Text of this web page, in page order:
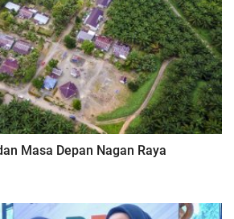
Masa Depan Nagan Raya